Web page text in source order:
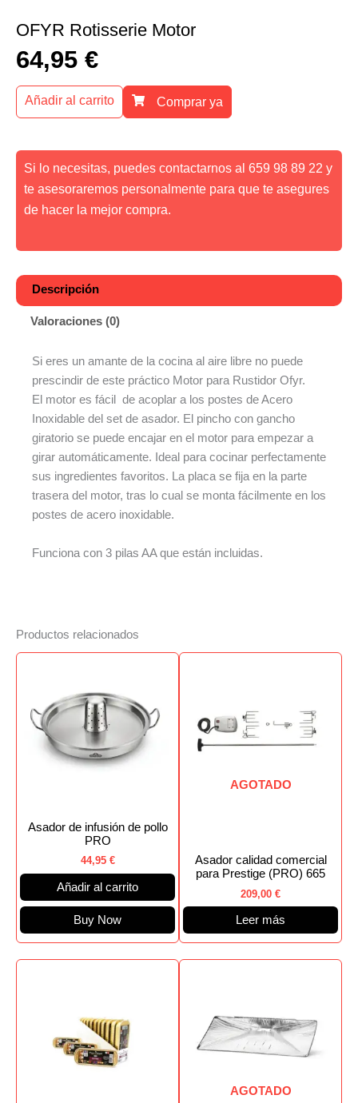
OFYR Rotisserie Motor
64,95 €
Añadir al carrito Comprar ya
Si lo necesitas, puedes contactarnos al 659 98 89 22 y
te asesoraremos personalmente para que te asegures
de hacer la mejor compra.
Descripción
Valoraciones (0)
Si eres un amante de la cocina al aire libre no puede
prescindir de este práctico Motor para Rustidor Ofyr.
El motor es fácil de acoplar a los postes de Acero
Inoxidable del set de asador. El pincho con gancho
giratorio se puede encajar en el motor para empezar a
girar automáticamente. Ideal para cocinar perfectamente
sus ingredientes favoritos. La placa se fija en la parte
trasera del motor, tras lo cual se monta fácilmente en los
postes de acero inoxidable.
Funciona con 3 pilas AA que están incluidas.
Productos relacionados
Asador de infusión de pollo
PRO
44,95 €
Añadir al carrito
Buy Now
AGOTADO
Asador calidad comercial
para Prestige (PRO) 665
209,00 €
Leer más
AGOTADO